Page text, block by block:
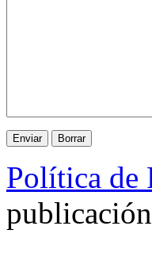
Política de